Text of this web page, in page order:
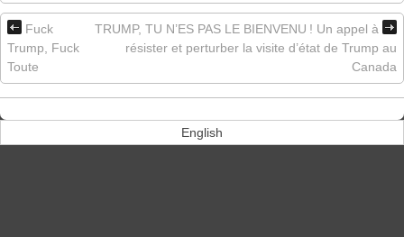
Fuck
Trump, Fuck
Toute
TRUMP, TU N’ES PAS LE BIENVENU ! Un appel à
résister et perturber la visite d’état de Trump au
Canada
English